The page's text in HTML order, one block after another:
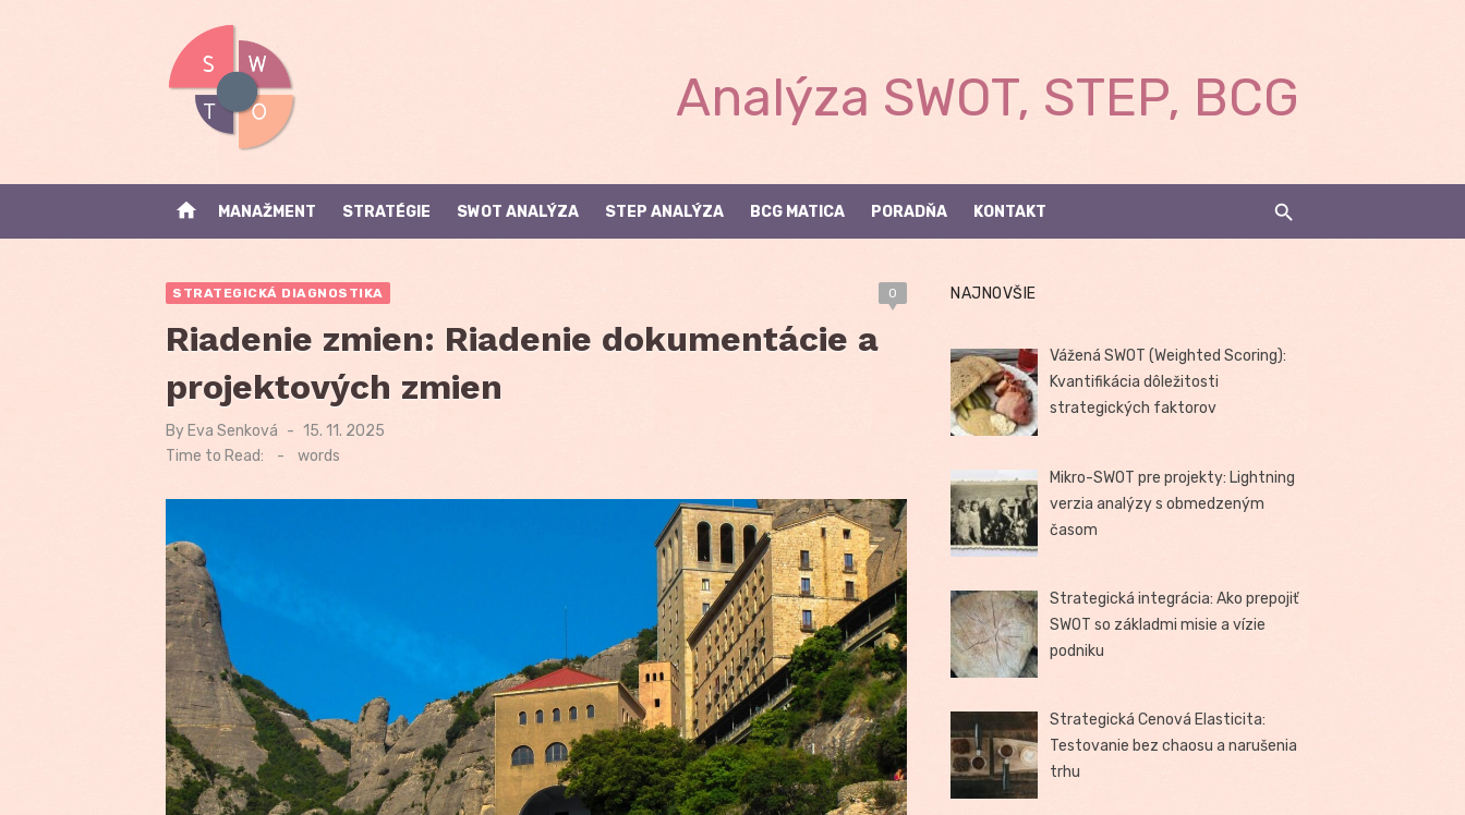
Analýza SWOT, STEP, BCG
home MANAŽMENT STRATÉGIE SWOT ANALÝZA STEP ANALÝZA BCG MATICA PORADŇA KONTAKT
STRATEGICKÁ DIAGNOSTIKA 0
Riadenie zmien: Riadenie dokumentácie a
projektových zmien
ByEva Senková
Posted
on
15. 11. 2025
Time to Read:
- words
NAJNOVŠIE
Vážená SWOT (Weighted Scoring):
Kvantifikácia dôležitosti
strategických faktorov
Mikro-SWOT pre projekty: Lightning
verzia analýzy s obmedzeným
časom
Strategická integrácia: Ako prepojiť
SWOT so základmi misie a vízie
podniku
Strategická Cenová Elasticita:
Testovanie bez chaosu a narušenia
trhu